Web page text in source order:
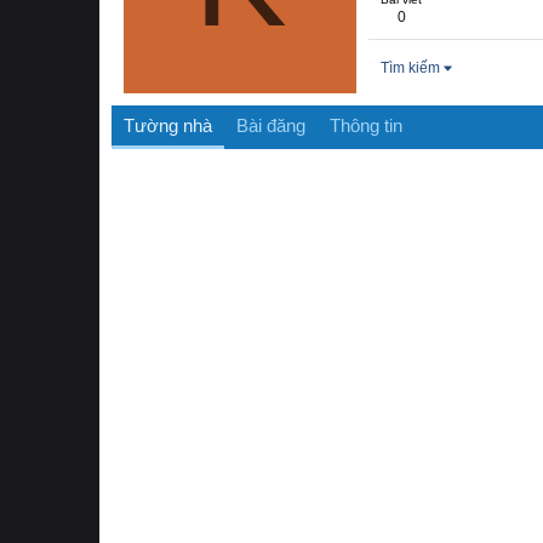
0
Tìm kiếm
Tường nhà Bài đăng Thông tin